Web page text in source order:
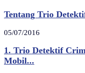
Tentang Trio
05/07/2016
1. Trio Detektif
Mobil...